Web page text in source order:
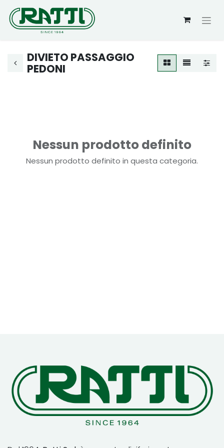
DIVIETO PASSAGGIO
PEDONI
Nessun prodotto definito
Nessun prodotto definito in questa categoria.